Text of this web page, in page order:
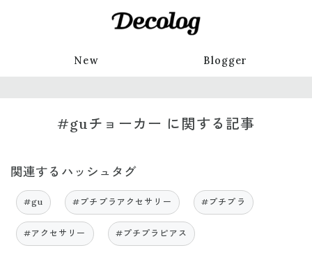
New Blogger
#guチョーカー に関する記事
関連するハッシュタグ
#gu #プチプラアクセサリー #プチプラ
#アクセサリー #プチプラピアス